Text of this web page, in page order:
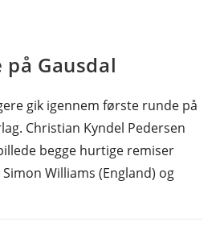
Gausdal
gik igennem første runde på
Christian Kyndel Pedersen
begge hurtige remiser
Williams (England) og